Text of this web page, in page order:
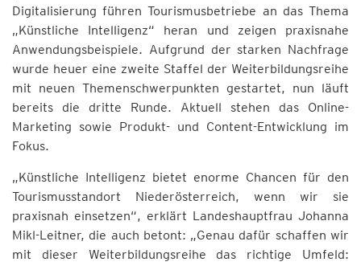
Digitalisierung führen Tourismusbetriebe an das Thema
„Künstliche Intelligenz“ heran und zeigen praxisnahe
Anwendungsbeispiele. Aufgrund der starken Nachfrage
wurde heuer eine zweite Staffel der Weiterbildungsreihe
mit neuen Themenschwerpunkten gestartet, nun läuft
bereits die dritte Runde. Aktuell stehen das Online-
Marketing sowie Produkt- und Content-Entwicklung im
Fokus.
„Künstliche Intelligenz bietet enorme Chancen für den
Tourismusstandort Niederösterreich, wenn wir sie
praxisnah einsetzen“, erklärt Landeshauptfrau Johanna
Mikl-Leitner, die auch betont: „Genau dafür schaffen wir
mit dieser Weiterbildungsreihe das richtige Umfeld: